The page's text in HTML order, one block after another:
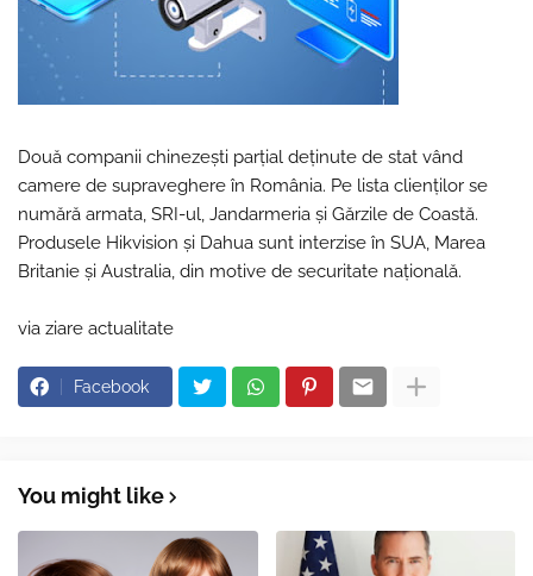
Două companii chinezești parțial deținute de stat vând
camere de supraveghere în România. Pe lista clienților se
numără armata, SRI-ul, Jandarmeria și Gărzile de Coastă.
Produsele Hikvision și Dahua sunt interzise în SUA, Marea
Britanie și Australia, din motive de securitate națională.
via ziare actualitate
Facebook
You might like